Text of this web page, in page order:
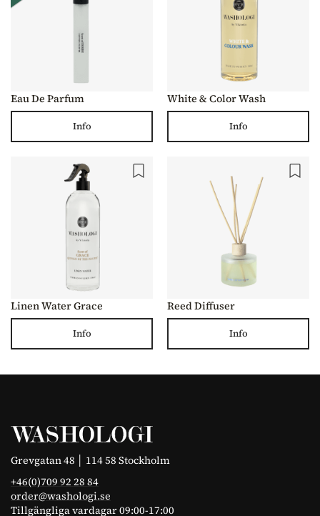
Eau De Parfum
Info
White & Color Wash
Info
Linen Water Grace
Info
Reed Diffuser
Info
Grevgatan 48 │ 114 58 Stockholm
+46(0)709 92 28 84
order@washologi.se
Tillgängliga vardagar 09:00-17:00